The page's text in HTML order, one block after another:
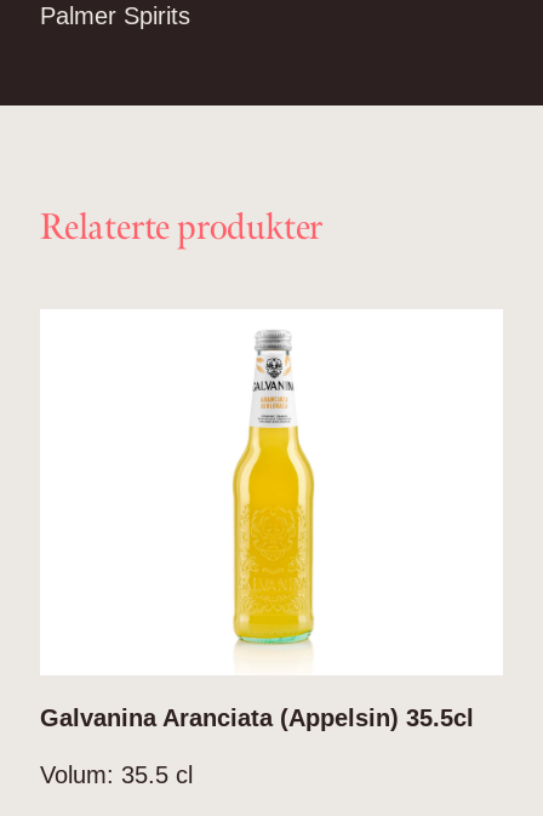
Palmer Spirits
Relaterte produkter
Galvanina Aranciata (Appelsin) 35.5cl
Volum: 35.5 cl